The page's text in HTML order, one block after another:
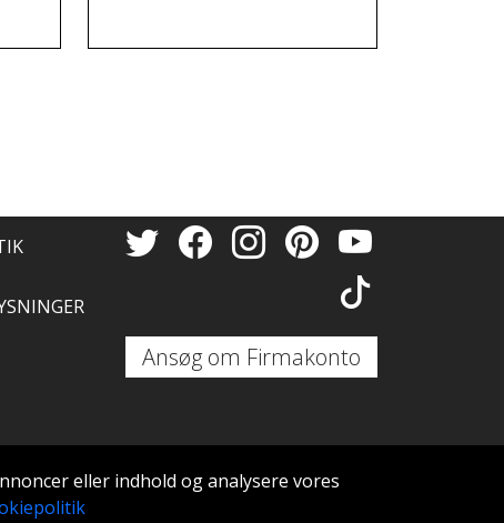
eller indhold og analysere vores
Ansøg om Firmakonto